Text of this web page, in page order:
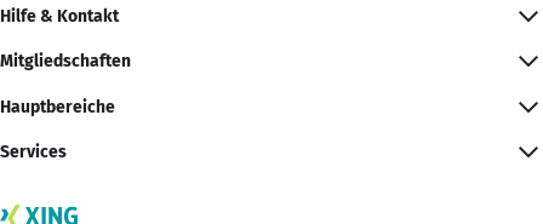
Hilfe & Kontakt
Mitgliedschaften
Hauptbereiche
Services